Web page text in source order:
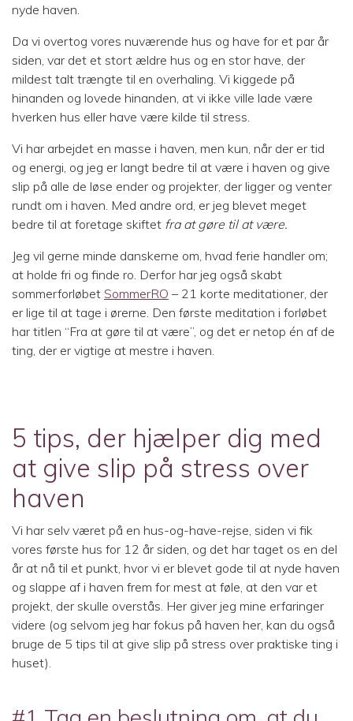
nyde haven.
Da vi overtog vores nuværende hus og have for et par år
siden, var det et stort ældre hus og en stor have, der
mildest talt trængte til en overhaling. Vi kiggede på
hinanden og lovede hinanden, at vi ikke ville lade være
hverken hus eller have være kilde til stress.
Vi har arbejdet en masse i haven, men kun, når der er tid
og energi, og jeg er langt bedre til at være i haven og give
slip på alle de løse ender og projekter, der ligger og venter
rundt om i haven. Med andre ord, er jeg blevet meget
bedre til at foretage skiftet fra at gøre til at være.
Jeg vil gerne minde danskerne om, hvad ferie handler om;
at holde fri og finde ro. Derfor har jeg også skabt
sommerforløbet SommerRO – 21 korte meditationer, der
er lige til at tage i ørerne. Den første meditation i forløbet
har titlen “Fra at gøre til at være”, og det er netop én af de
ting, der er vigtige at mestre i haven.
5 tips, der hjælper dig med
at give slip på stress over
haven
Vi har selv været på en hus-og-have-rejse, siden vi fik
vores første hus for 12 år siden, og det har taget os en del
år at nå til et punkt, hvor vi er blevet gode til at nyde haven
og slappe af i haven frem for mest at føle, at den var et
projekt, der skulle overstås. Her giver jeg mine erfaringer
videre (og selvom jeg har fokus på haven her, kan du også
bruge de 5 tips til at give slip på stress over praktiske ting i
huset).